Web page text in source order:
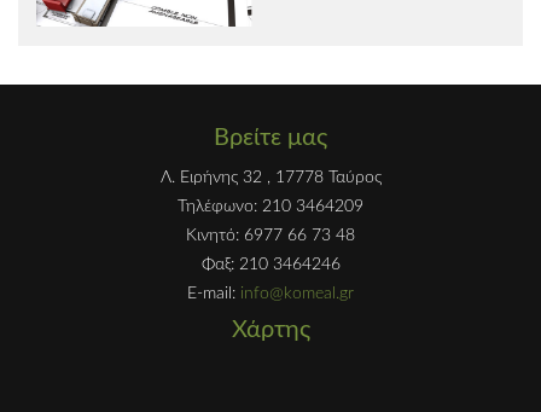
Βρείτε μας
Λ. Ειρήνης 32 , 17778 Ταύρος
Τηλέφωνο: 210 3464209
Κινητό: 6977 66 73 48
Φαξ: 210 3464246
E-mail: info@komeal.gr
Χάρτης